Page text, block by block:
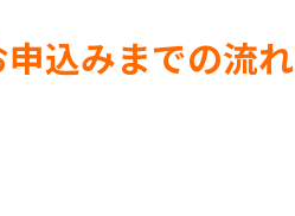
申込みまでの流れ